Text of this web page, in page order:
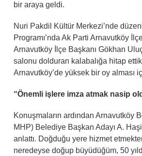
bir araya geldi.
Nuri Pakdil Kültür Merkezi’nde
Programı’nda Ak Parti Arnavutköy
Arnavutköy İlçe Başkanı Gökhan
salonu dolduran kalabalığa hitap
Arnavutköy’de yüksek bir oy alması
“Önemli işlere imza atmak nasip
Konuşmaların ardından Arnavutköy
MHP) Belediye Başkan Adayı A.
anlattı. Doğduğu yere hizmet
neredeyse doğup büyüdüğüm, 50